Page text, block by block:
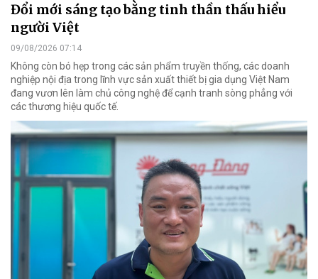
Đổi mới sáng tạo bằng tinh thần thấu hiểu
người Việt
09/08/2026 07:14
Không còn bó hẹp trong các sản phẩm truyền thống, các doanh
nghiệp nội địa trong lĩnh vực sản xuất thiết bị gia dụng Việt Nam
đang vươn lên làm chủ công nghệ để cạnh tranh sòng phẳng với
các thương hiệu quốc tế.